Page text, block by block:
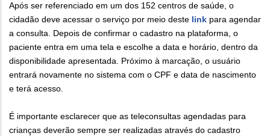
Após ser referenciado em um dos 152 centros de saúde, o
cidadão deve acessar o serviço por meio deste link para agendar
a consulta. Depois de confirmar o cadastro na plataforma, o
paciente entra em uma tela e escolhe a data e horário, dentro da
disponibilidade apresentada. Próximo à marcação, o usuário
entrará novamente no sistema com o CPF e data de nascimento
e terá acesso.
É importante esclarecer que as teleconsultas agendadas para
crianças deverão sempre ser realizadas através do cadastro